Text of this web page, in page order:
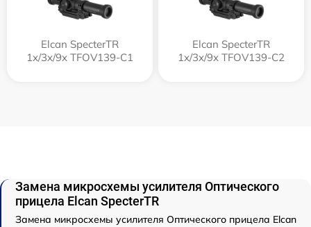
Elcan SpecterTR
1x/3x/9x TFOV139-C1
Elcan SpecterTR
1x/3x/9x TFOV139-C2
Замена микросхемы усилителя Оптического
прицела Elcan SpecterTR
Замена микросхемы усилителя Оптического прицела Elcan